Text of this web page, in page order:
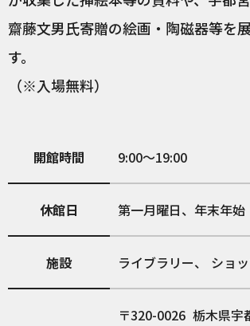
齋藤文男氏寄贈の絵画・陶磁器等を
す。
（※入場無料）
開館時間 9:00～19:00
休館日 第一月曜日、年末年始
施設 ライブラリー ショ
320-0026 栃木県宇